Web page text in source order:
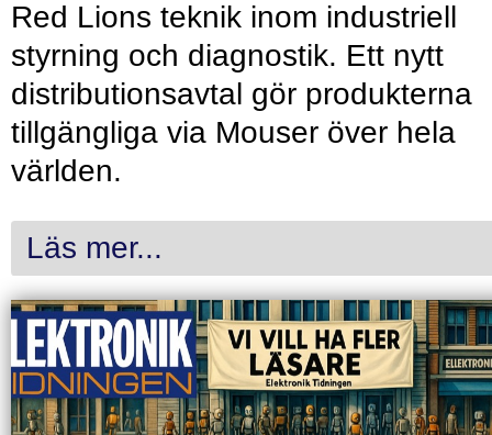
Red Lions teknik inom industriell
styrning och diagnostik. Ett nytt
distributionsavtal gör produkterna
tillgängliga via Mouser över hela
världen.
Läs mer...